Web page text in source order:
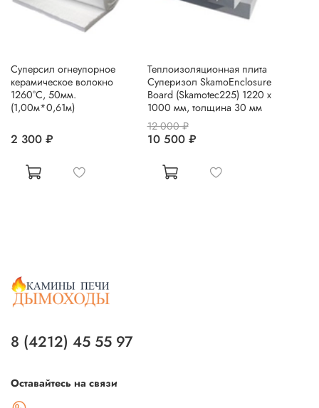
Суперсил огнеупорное
керамическое волокно
1260°С, 50мм.
(1,00м*0,61м)
2 300 ₽
Теплоизоляционная плита
Суперизол SkamoEnclosure
Board (Skamotec225) 1220 x
1000 мм, толщина 30 мм
12 000 ₽
10 500 ₽
8 (4212) 45 55 97
Оставайтесь на связи